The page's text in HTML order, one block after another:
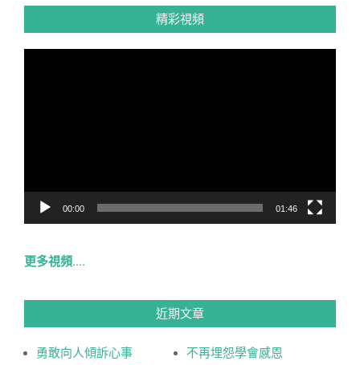
精彩視頻
00:00 01:46
更多視頻….
近期文章
勇敢向人傾訴心事
不再埋怨學會感恩